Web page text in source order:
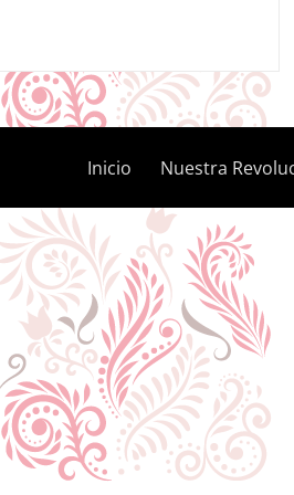
Inicio Nuestra